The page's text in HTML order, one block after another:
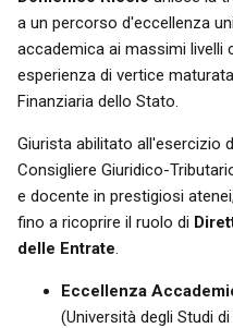
a un percorso d'eccellenza
accademica ai massimi
esperienza di vertice
Finanziaria dello Stato.
Giurista abilitato all'esercizio
Consigliere Giuridico-
e docente in prestigiosi
fino a ricoprire il ruolo di
delle Entrate
Eccellenza
(Università degli Studi